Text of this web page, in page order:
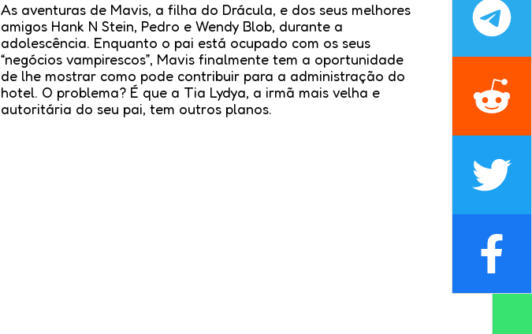
As aventuras de Mavis, a filha do Drácula, e dos seus melhores
amigos Hank N Stein, Pedro e Wendy Blob, durante a
adolescência. Enquanto o pai está ocupado com os seus
“negócios vampirescos”, Mavis finalmente tem a oportunidade
de lhe mostrar como pode contribuir para a administração do
hotel. O problema? É que a Tia Lydya, a irmã mais velha e
autoritária do seu pai, tem outros planos.